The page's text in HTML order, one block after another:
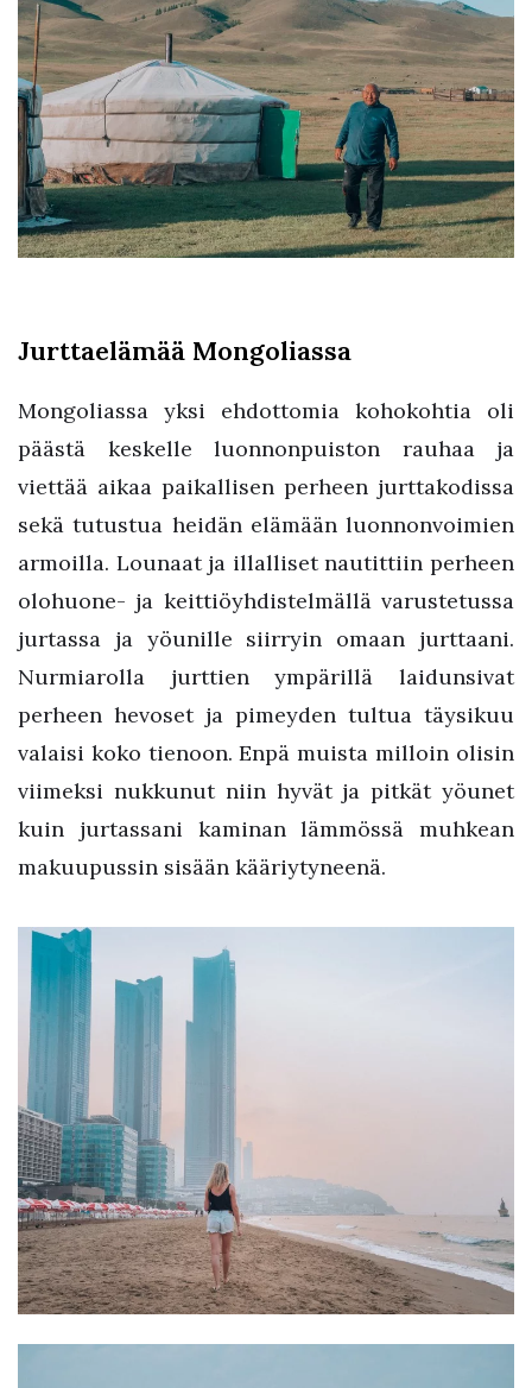
Jurttaelämää Mongoliassa
Mongoliassa yksi ehdottomia kohokohtia oli
päästä keskelle luonnonpuiston rauhaa ja
viettää aikaa paikallisen perheen jurttakodissa
sekä tutustua heidän elämään luonnonvoimien
armoilla. Lounaat ja illalliset nautittiin perheen
olohuone- ja keittiöyhdistelmällä varustetussa
jurtassa ja yöunille siirryin omaan jurttaani.
Nurmiarolla jurttien ympärillä laidunsivat
perheen hevoset ja pimeyden tultua täysikuu
valaisi koko tienoon. Enpä muista milloin olisin
viimeksi nukkunut niin hyvät ja pitkät yöunet
kuin jurtassani kaminan lämmössä muhkean
makuupussin sisään kääriytyneenä.